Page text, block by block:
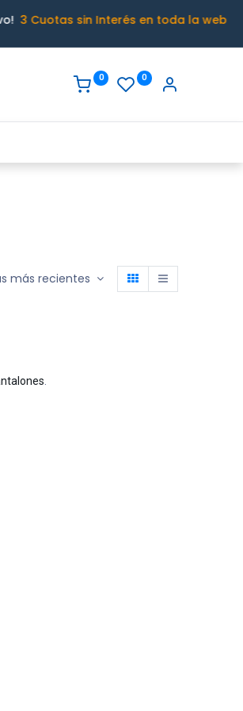
3 Cuotas sin Interés en toda la web
0 0
más recientes